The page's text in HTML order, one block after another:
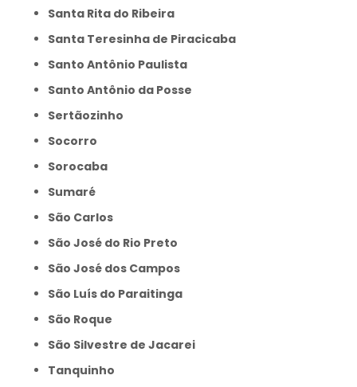
Santa Rita do Ribeira
Santa Teresinha de Piracicaba
Santo Antônio Paulista
Santo Antônio da Posse
Sertãozinho
Socorro
Sorocaba
Sumaré
São Carlos
São José do Rio Preto
São José dos Campos
São Luís do Paraitinga
São Roque
São Silvestre de Jacarei
Tanquinho